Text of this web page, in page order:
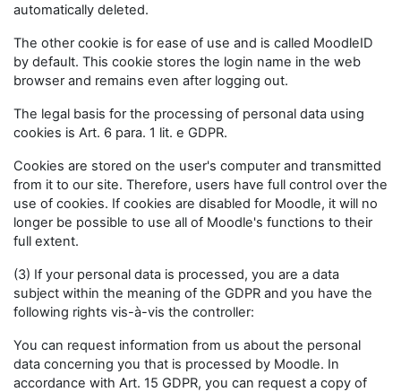
automatically deleted.
The other cookie is for ease of use and is called MoodleID
by default. This cookie stores the login name in the web
browser and remains even after logging out.
The legal basis for the processing of personal data using
cookies is Art. 6 para. 1 lit. e GDPR.
Cookies are stored on the user's computer and transmitted
from it to our site. Therefore, users have full control over the
use of cookies. If cookies are disabled for Moodle, it will no
longer be possible to use all of Moodle's functions to their
full extent.
(3) If your personal data is processed, you are a data
subject within the meaning of the GDPR and you have the
following rights vis-à-vis the controller:
You can request information from us about the personal
data concerning you that is processed by Moodle. In
accordance with Art. 15 GDPR, you can request a copy of